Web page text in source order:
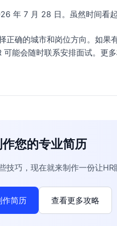
年 7 月 28 日。虽然时间看
正确的城市和岗位方向。如果
可能会随时联系安排面试。更
您的专业简历
技巧，现在就来制作一份让HR
作简历 查看更多攻略